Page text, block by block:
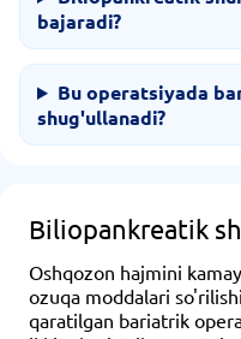
bajaradi?
Bu operatsiyada
shug'ullanadi?
Biliopankreatik
Oshqozon hajmini
ozuqa moddalari
qaratilgan bariatrik